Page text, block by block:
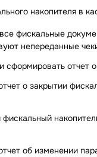
накопителя в
фискальные
непереданные
сформировать отчет
о закрытии
фискальный
об изменении